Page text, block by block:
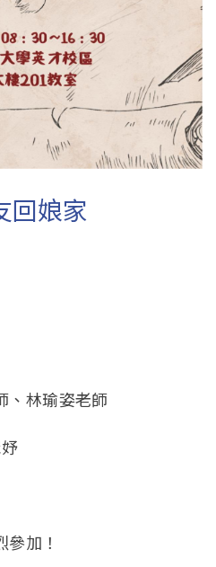
回娘家
、林瑜姿老師
加！